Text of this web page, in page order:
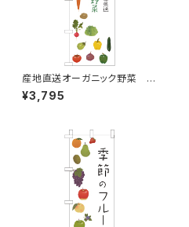
産地直送オーガニック野菜 の
ぼり旗
¥3,795